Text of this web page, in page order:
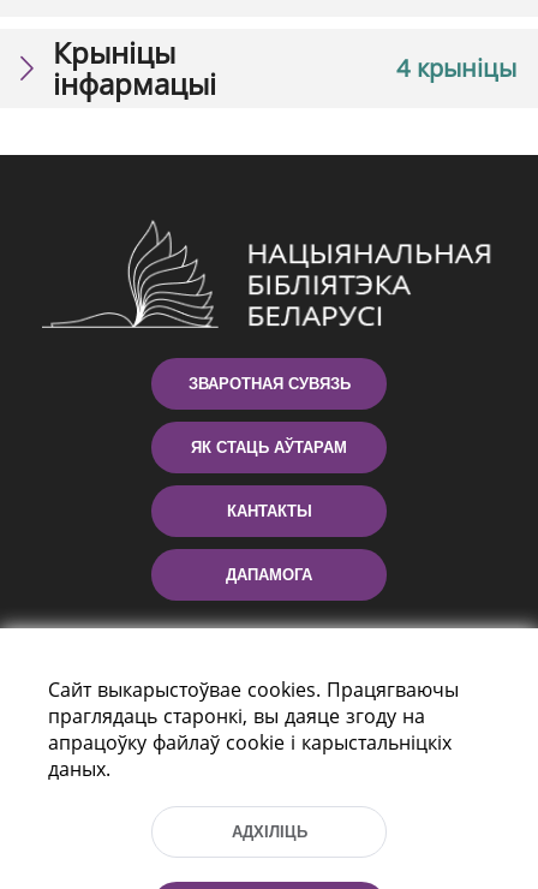
4 крыніцы
Крыніцы
інфармацыі
ЗВАРОТНАЯ СУВЯЗЬ
ЯК СТАЦЬ АЎТАРАМ
КАНТАКТЫ
ДАПАМОГА
праспект Незалежнасці 116
г. Мiнск, Рэспубліка Беларусь, 220114
Тэл.: (+375 17) 368 37 37, Факс: (+375 17)
Сайт выкарыстоўвае cookies. Працягваючы
праглядаць старонкі, вы даяце згоду на
апрацоўку файлаў cookie і карыстальніцкіх
даных.
АДХІЛІЦЬ